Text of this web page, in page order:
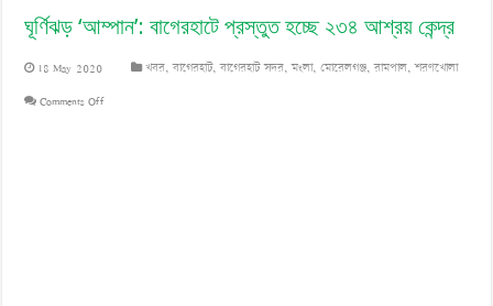
ঘূর্ণিঝড় ‘আম্পান’: বাগেরহাটে প্রস্তুত হচ্ছে ২৩৪ আশ্রয় কেন্দ্র
18 May 2020 খবর,বাগেরহাট,বাগেরহাট সদর,মংলা, মোরেলগঞ্জ,রামপাল,শরণখোলা
Comments Offon